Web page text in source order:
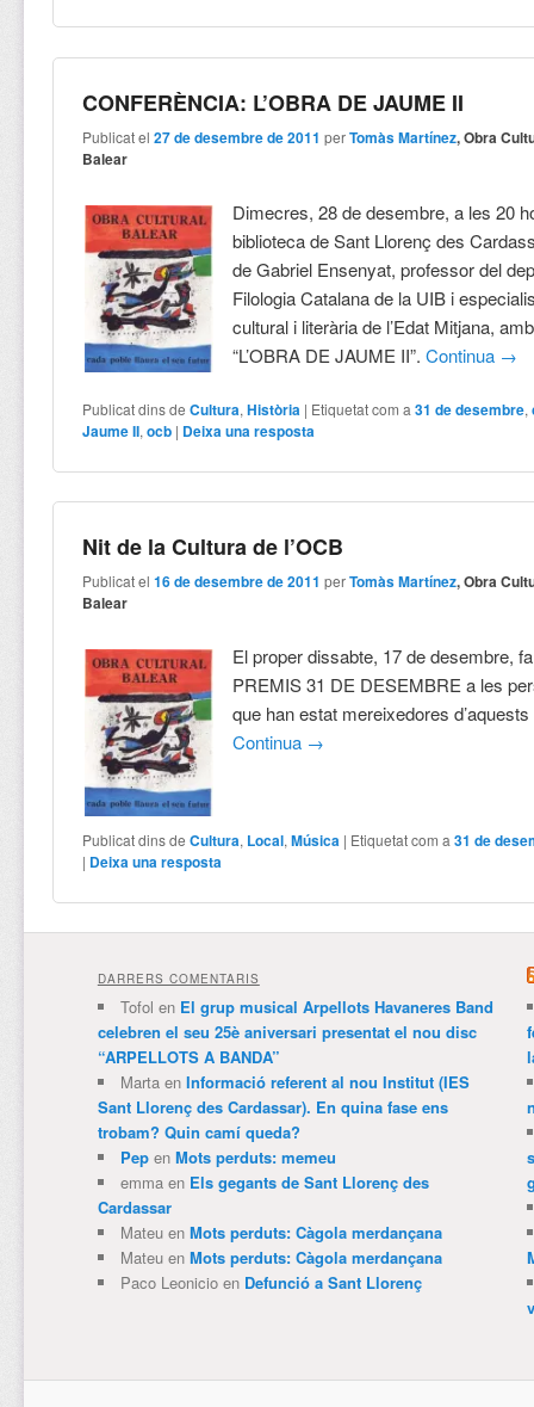
CONFERÈNCIA: L’OBRA DE JAUME II
Publicat el27 de desembre de 2011 perTomàs Martínez, Obra
Balear
Dimecres, 28 de desembre, a les 20
biblioteca de Sant Llorenç des
de Gabriel Ensenyat, professor del
Filologia Catalana de la UIB i
cultural i literària de l’Edat Mitjana,
“L’OBRA DE JAUME II”.Continua →
Publicat dins de Cultura,Història | Etiquetat com a 31 de desembre,
Jaume II,ocb | Deixa una resposta
Nit de la Cultura de l’OCB
Publicat el16 de desembre de 2011 perTomàs Martínez, Obra
Balear
El proper dissabte, 17 de desembre,
PREMIS 31 DE DESEMBRE a les
que han estat mereixedores
Continua →
Publicat dins de Cultura, Local,Música | Etiquetat com a 31 de
| Deixa una resposta
DARRERS COMENTARIS
Tofol en El grup musical Arpellots Havaneres Band
celebren el seu 25è aniversari presentat el nou disc
“ARPELLOTS A BANDA”
Martaen Informació referent al nou Institut (IES
Sant Llorenç des Cardassar). En quina fase ens
trobam? Quin camí queda?
Pepen Mots perduts: memeu
emmaen Els gegants de Sant Llorenç des
Cardassar
Mateuen Mots perduts: Càgola merdançana
Mateuen Mots perduts: Càgola merdançana
Paco Leonicioen Defunció a Sant Llorenç